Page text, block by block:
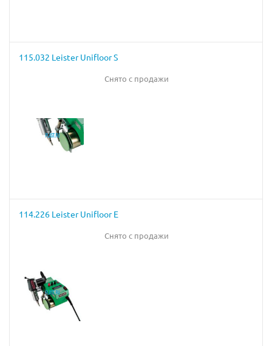
115.032 Leister Unifloor S
Снято с продажи
114.226 Leister Unifloor Е
Снято с продажи